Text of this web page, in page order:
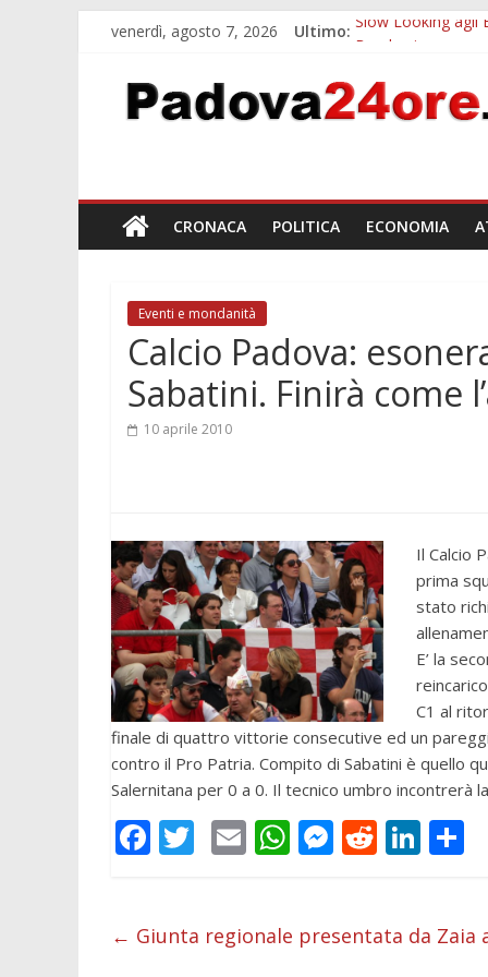
venerdì, agosto 7, 2026 Ultimo: Slow Looking agli
Sicurezza esodo
Bonus trasporto
Notizie di
CRONACA POLITICA ECONOMIA
Eventi e mondanità
Calcio Padova:
Sabatini. Finirà come
10 aprile 2010
Il Calcio
prima
stato
E’ la
C1 al
finale di quattro vittorie consecutive ed un
contro il Pro Patria. Compito di Sabatini è quello
Salernitana per 0 a 0. Il tecnico umbro incontrerà
F
b
T
er
E
l
W
s
M
e
R
di
Li
e
← Giunta regionale presentata da Zaia